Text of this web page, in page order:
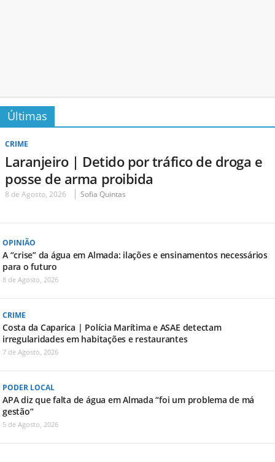
Últimas
CRIME
Laranjeiro | Detido por tráfico de droga e
posse de arma proibida
8 de Agosto, 2026 Sofia Quintas
OPINIÃO
A “crise” da água em Almada: ilações e ensinamentos necessários
para o futuro
8 de Agosto, 2026
CRIME
Costa da Caparica | Polícia Marítima e ASAE detectam
irregularidades em habitações e restaurantes
7 de Agosto, 2026
PODER LOCAL
APA diz que falta de água em Almada “foi um problema de má
gestão”
5 de Agosto, 2026